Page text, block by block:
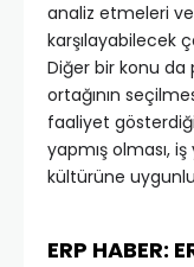
analiz etmeleri
karşılayabilecek
Diğer bir konu da
ortağının
faaliyet
yapmış olması,
kültürüne
ERP HABER: